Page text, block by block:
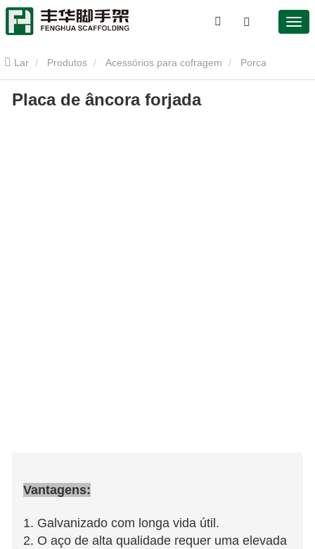
Lar Produtos Acessórios para cofragem Porca
borboleta Placa de âncora forjada
Placa de âncora forjada
Vantagens:
1. Galvanizado com longa vida útil.
2. O aço de alta qualidade requer uma elevada